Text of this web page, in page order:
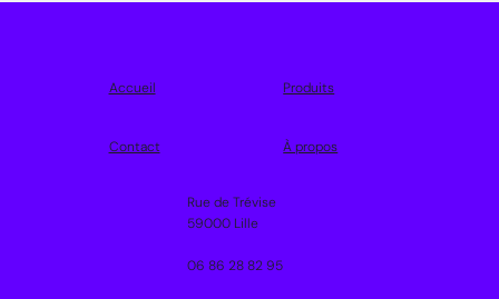
Produits
Accueil
Contact À propos
Rue de Trévise
59000 Lille
06 86 28 82 95